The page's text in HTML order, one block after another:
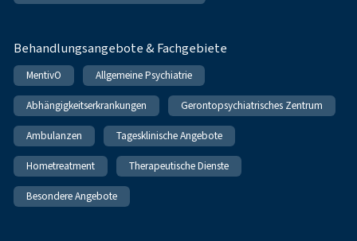
Behandlungsangebote & Fachgebiete
MentivO Allgemeine Psychiatrie
Abhängigkeitserkrankungen Gerontopsychiatrisches Zentrum
Ambulanzen Tagesklinische Angebote
Hometreatment Therapeutische Dienste
Besondere Angebote